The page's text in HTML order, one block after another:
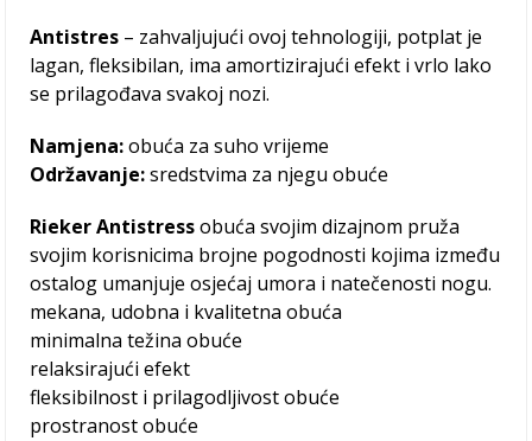
Antistres – zahvaljujući ovoj tehnologiji, potplat je
lagan, fleksibilan, ima amortizirajući efekt i vrlo lako
se prilagođava svakoj nozi.
Namjena:obuća za suho vrijeme
Održavanje:sredstvima za njegu obuće
Rieker Antistressobuća svojim dizajnom pruža
svojim korisnicima brojne pogodnosti kojima između
ostalog umanjuje osjećaj umora i natečenosti nogu.
mekana, udobna i kvalitetna obuća
minimalna težina obuće
relaksirajući efekt
fleksibilnost i prilagodljivost obuće
prostranost obuće